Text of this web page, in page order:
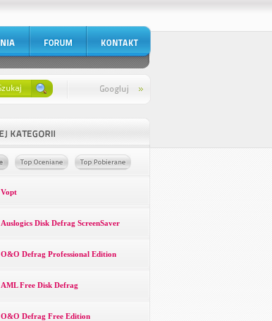
Vopt
Auslogics Disk Defrag ScreenSaver
O&O Defrag Professional Edition
AML Free Disk Defrag
O&O Defrag Free Edition